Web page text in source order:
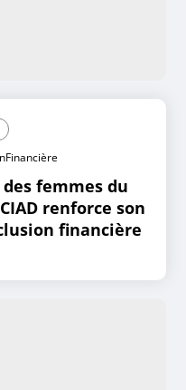
femmes du
renforce son
financière